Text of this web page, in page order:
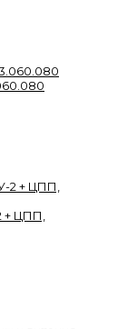
+ ЦПП,